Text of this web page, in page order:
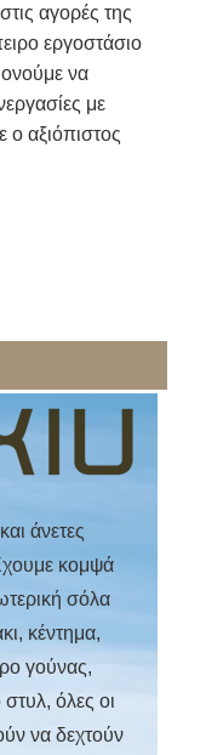
αγορές της
εργοστάσιο
να
με
ο αξιόπιστος
άνετες
κομψά
σόλα
κέντημα,
γούνας,
όλες οι
να δεχτούν